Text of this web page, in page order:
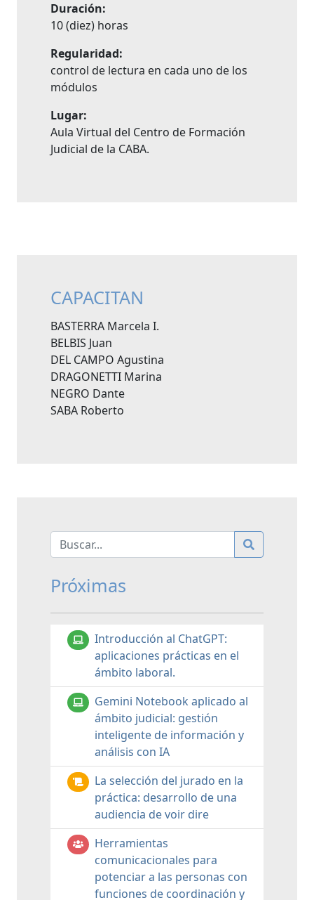
Duración:
10 (diez) horas
Regularidad:
control de lectura en cada uno de los
módulos
Lugar:
Aula Virtual del Centro de Formación
Judicial de la CABA.
CAPACITAN
BASTERRA Marcela I.
BELBIS Juan
DEL CAMPO Agustina
DRAGONETTI Marina
NEGRO Dante
SABA Roberto
Próximas
Introducción al ChatGPT:
aplicaciones prácticas en el
ámbito laboral.
Gemini Notebook aplicado al
ámbito judicial: gestión
inteligente de información y
análisis con IA
La selección del jurado en la
práctica: desarrollo de una
audiencia de voir dire
Herramientas
comunicacionales para
potenciar a las personas con
funciones de coordinación y